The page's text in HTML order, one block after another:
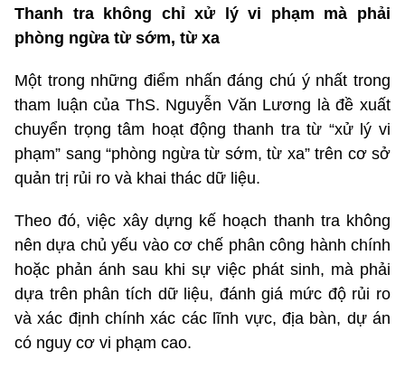
Thanh tra không chỉ xử lý vi phạm mà phải
phòng ngừa từ sớm, từ xa
Một trong những điểm nhấn đáng chú ý nhất trong
tham luận của ThS. Nguyễn Văn Lương là đề xuất
chuyển trọng tâm hoạt động thanh tra từ “xử lý vi
phạm” sang “phòng ngừa từ sớm, từ xa” trên cơ sở
quản trị rủi ro và khai thác dữ liệu.
Theo đó, việc xây dựng kế hoạch thanh tra không
nên dựa chủ yếu vào cơ chế phân công hành chính
hoặc phản ánh sau khi sự việc phát sinh, mà phải
dựa trên phân tích dữ liệu, đánh giá mức độ rủi ro
và xác định chính xác các lĩnh vực, địa bàn, dự án
có nguy cơ vi phạm cao.